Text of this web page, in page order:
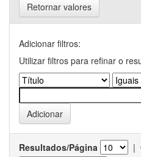
Retornar valores
Adicionar filtros:
Utilizar filtros para refinar o
Resultados/Página |